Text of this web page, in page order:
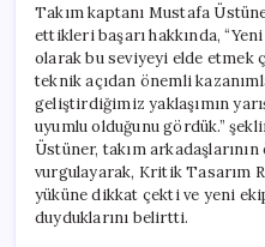
Takım kaptanı Mustafa
ettikleri başarı hakkında,
olarak bu seviyeyi elde etmek
teknik açıdan önemli
geliştirdiğimiz yaklaşımın
uyumlu olduğunu gördük.”
Üstüner, takım arkadaşlarının
vurgulayarak, Kritik Tasarım
yüküne dikkat çekti ve yeni
duyduklarını belirtti.